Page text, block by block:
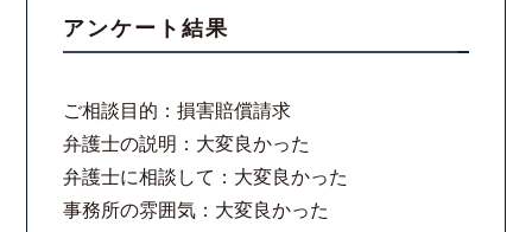
アンケート結果
ご相談目的：損害賠償請求
弁護士の説明：大変良かった
弁護士に相談して：大変良かった
事務所の雰囲気：大変良かった